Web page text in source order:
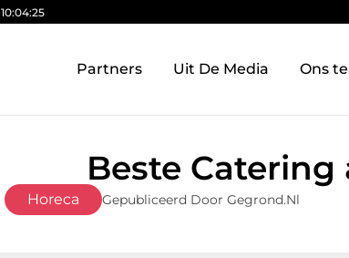
10:04:26
Partners Uit De Media Ons
Beste
Horeca Gepubliceerd Door Gegrond.nl